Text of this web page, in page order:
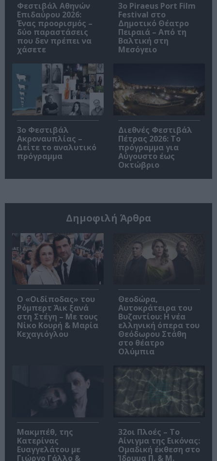
Φεστιβάλ Αθηνών
Επιδαύρου 2026:
Ένας προορισμός –
δύο παραστάσεις
που δεν πρέπει να
χάσετε
3o Piraeus Port Film
Festival στο
Δημοτικό Θέατρο
Πειραιά – Από τη
Βαλτική στη
Μεσόγειο
3ο Φεστιβάλ
Ακροναυπλίας –
Δείτε το αναλυτικό
πρόγραμμα
Διεθνές Φεστιβάλ
Πέτρας 2026: Το
πρόγραμμα για
Αύγουστο έως
Οκτώβριο
Δημοφιλή Άρθρα
O «Οιδίποδας» του
Ρόμπερτ Άικ ξανά
στη Στέγη – Με τους
Νίκο Κουρή & Μαρία
Κεχαγιόγλου
Θεοδώρα,
Αυτοκράτειρα του
Βυζαντίου: Η νέα
ελληνική όπερα του
Θεόδωρου Στάθη
στο θέατρο
Ολύμπια
Μακμπέθ, της
Κατερίνας
Ευαγγελάτου με
Γιώργο Γάλλο &
32οι Πλοές – Το
Αίνιγμα της Εικόνας:
Ομαδική έκθεση στο
Ίδρυμα Π. & Μ.